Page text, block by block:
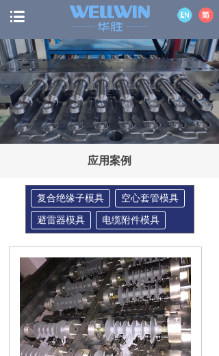
应用案例
复合绝缘子模具
空心套管模具
避雷器模具
电缆附件模具